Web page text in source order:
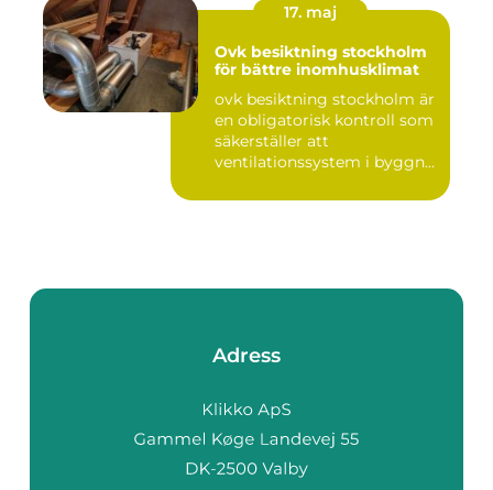
17. maj
Ovk besiktning stockholm
för bättre inomhusklimat
ovk besiktning stockholm är
en obligatorisk kontroll som
säkerställer att
ventilationssystem i byggn...
Adress